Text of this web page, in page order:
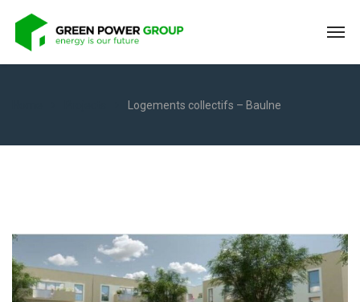
Logements collectifs – Baulne